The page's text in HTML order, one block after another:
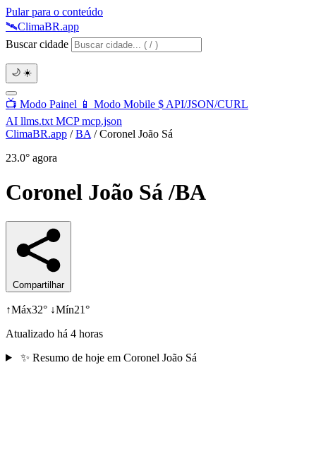
Pular para o conteúdo
🛰️ClimaBR.app
Buscar cidade
🌙 ☀️
📺 Modo Painel 📱 Modo Mobile $ API/JSON/CURL
AI llms.txt MCPmcp.json
ClimaBR.app / BA / Coronel João Sá
23.0° agora
Coronel João Sá/BA
Compartilhar
↑Máx32° ↓Mín21°
Atualizado há 4 horas
✨ Resumo de hoje em Coronel João Sá